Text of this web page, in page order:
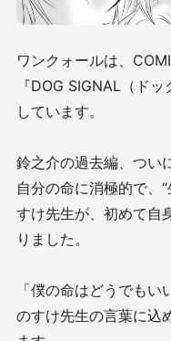
ワンクォールは、
『DOG SIGNAL（ド
しています。
鈴之介の過去編、つい
自分の命に消極的で、
すけ先生が、初めて自
りました。
「僕の命はどうでもい
のすけ先生の言葉に込